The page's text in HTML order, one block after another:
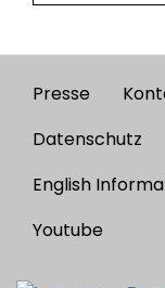
Footer
menu
Presse
Datenschutz
English
Youtube